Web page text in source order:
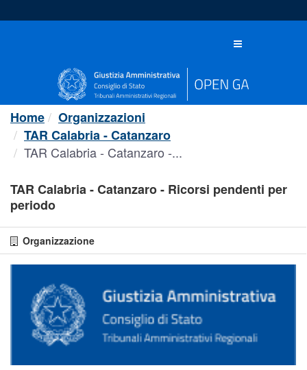
al
Toggle
Home
Organizzazioni
TAR Calabria - Catanzaro
TAR Calabria - Catanzaro -...
TAR Calabria - Catanzaro - Ricorsi pendenti per
periodo
Organizzazione